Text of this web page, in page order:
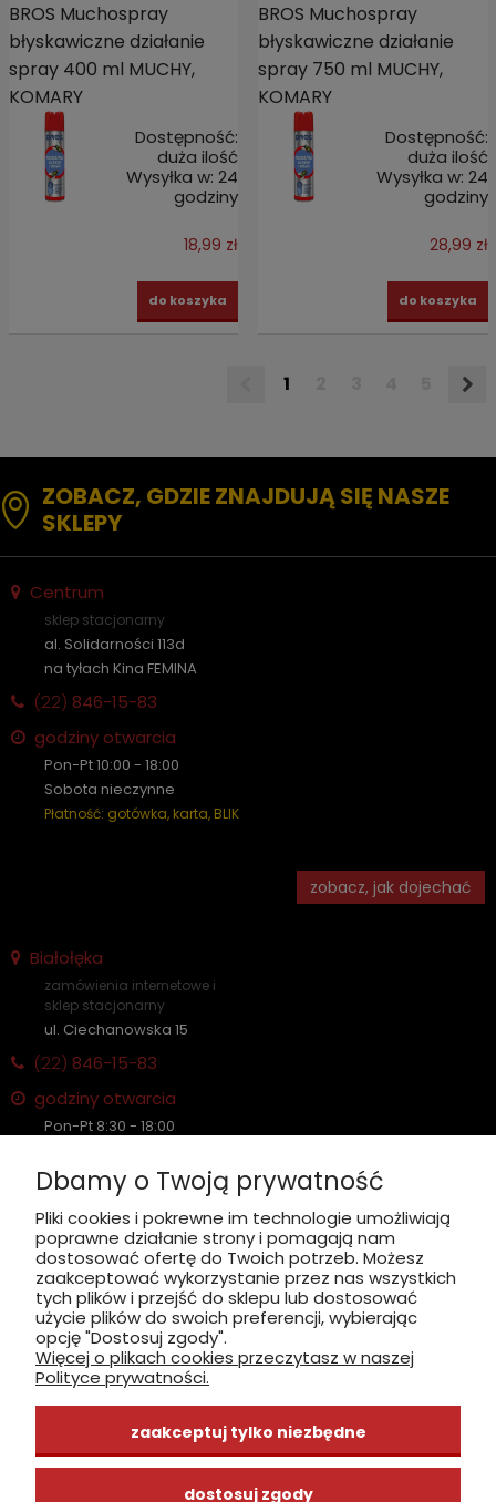
BROS Muchospray
błyskawiczne działanie
spray 400 ml MUCHY,
KOMARY
Dostępność:
duża ilość
Wysyłka w: 24
godziny
18,99 zł
do koszyka
BROS Muchospray
błyskawiczne działanie
spray 750 ml MUCHY,
KOMARY
Dostępność:
duża ilość
Wysyłka w: 24
godziny
28,99 zł
do koszyka
1
ZOBACZ, GDZIE ZNAJDUJĄ SIĘ NASZE
SKLEPY
Centrum
sklep stacjonarny
al. Solidarności 113d
na tyłach Kina FEMINA
(22) 846-15-83
godziny otwarcia
Pon-Pt 10:00 - 18:00
Sobota nieczynne
Płatność: gotówka, karta, BLIK
zobacz, jak dojechać
Białołęka
zamówienia internetowe i
sklep stacjonarny
ul. Ciechanowska 15
(22) 846-15-83
godziny otwarcia
Pon-Pt 8:30 - 18:00
Płatność: gotówka, karta, BLIK
zobacz, jak dojechać
INFORMACJE
ZAKUPY
CENTRUM WIEDZY
Dbamy o Twoją prywatność
Pliki cookies i pokrewne im technologie umożliwiają
poprawne działanie strony i pomagają nam
dostosować ofertę do Twoich potrzeb. Możesz
zaakceptować wykorzystanie przez nas wszystkich
tych plików i przejść do sklepu lub dostosować
użycie plików do swoich preferencji, wybierając
opcję "Dostosuj zgody".
Więcej o plikach cookies przeczytasz w naszej
Polityce prywatności.
zaakceptuj tylko niezbędne
dostosuj zgody